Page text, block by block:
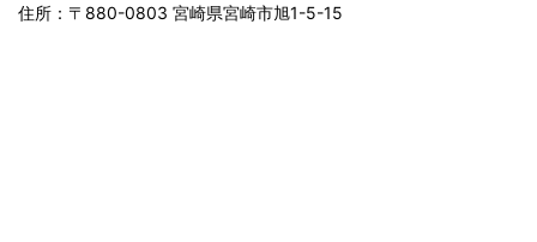
住所：〒880-0803 宮崎県宮崎市旭1-5-15